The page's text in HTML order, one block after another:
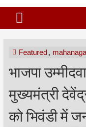
Featured,
भाजपा
मुख्यमंत्री
को भिवंडी में